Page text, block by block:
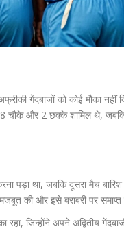
गेंदबाजों को कोई मौका
8 चौके और 2 छक्के शामिल थे,
पड़ा था, जबकि दूसरा मैच
की और इसे बराबरी पर समाप्त
जिन्होंने अपने अद्वितीय